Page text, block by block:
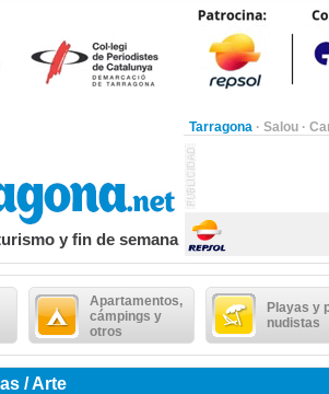
Tarragona · Salou ·
y fin de semana
Apartamentos,
cámpings y
otros
Playas y
nudistas
/ Arte